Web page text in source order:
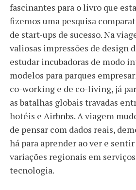
fascinantes para o livro que
fizemos uma pesquisa
de start-ups de sucesso. Na
valiosas impressões de design
estudar incubadoras de modo
modelos para parques
co-working e de co-living, já
as batalhas globais travadas
hotéis e Airbnbs. A viagem
de pensar com dados reais,
há para aprender ao ver e
variações regionais em
tecnologia.